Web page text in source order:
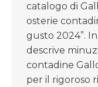
catalogo di
osterie
gusto 2024”.
descrive
contadine
per il rigoroso